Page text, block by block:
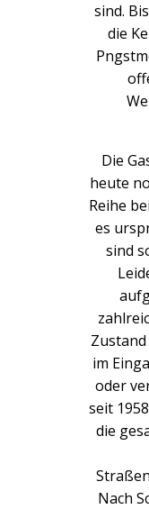
sind.
die
Die
heute
Reihe
es
sind
im
oder
seit
die
Nach